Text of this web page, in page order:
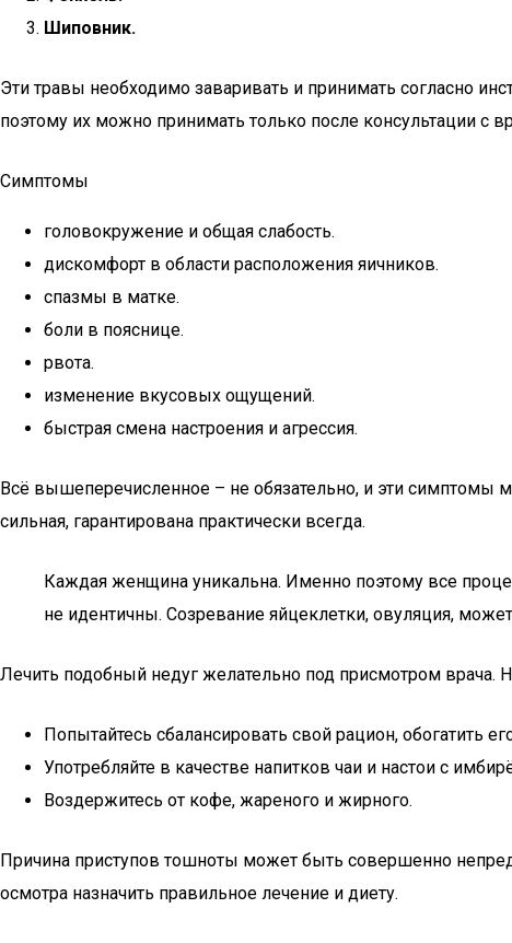
Шиповник.
Эти травы необходимо заваривать и принимать согласно
поэтому их можно принимать только после консультации с
Симптомы
головокружение и общая слабость.
дискомфорт в области расположения яичников.
спазмы в матке.
боли в пояснице.
рвота.
изменение вкусовых ощущений.
быстрая смена настроения и агрессия.
Всё вышеперечисленное – не обязательно, и эти симптомы
сильная, гарантирована практически всегда.
Каждая женщина уникальна. Именно поэтому все
не идентичны. Созревание яйцеклетки, овуляция,
Лечить подобный недуг желательно под присмотром врача.
Попытайтесь сбалансировать свой рацион, обогатить
Употребляйте в качестве напитков чаи и настои с
Воздержитесь от кофе, жареного и жирного.
Причина приступов тошноты может быть совершенно
осмотра назначить правильное лечение и диету.